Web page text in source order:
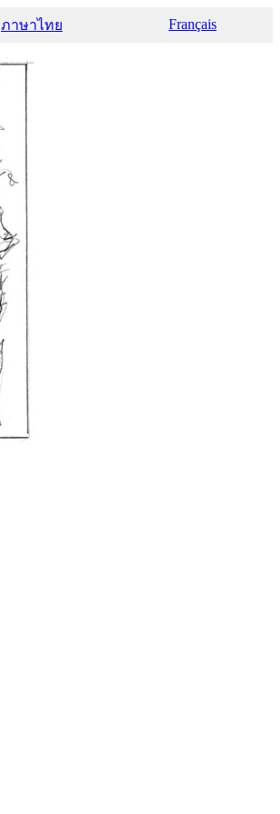
ภาษาไทย Français